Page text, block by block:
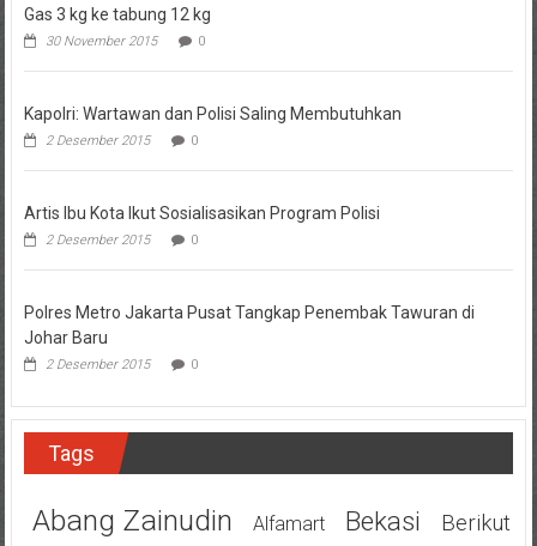
Gas 3 kg ke tabung 12 kg
30 November 2015 0
Kapolri: Wartawan dan Polisi Saling Membutuhkan
2 Desember 2015 0
Artis Ibu Kota Ikut Sosialisasikan Program Polisi
2 Desember 2015 0
Polres Metro Jakarta Pusat Tangkap Penembak Tawuran di
Johar Baru
2 Desember 2015 0
Tags
Abang Zainudin Alfamart Bekasi
Berikut